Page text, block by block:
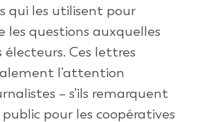
qui les utilisent pour
les questions auxquelles
électeurs. Ces lettres
l’attention
– s’ils remarquent
pour les coopératives